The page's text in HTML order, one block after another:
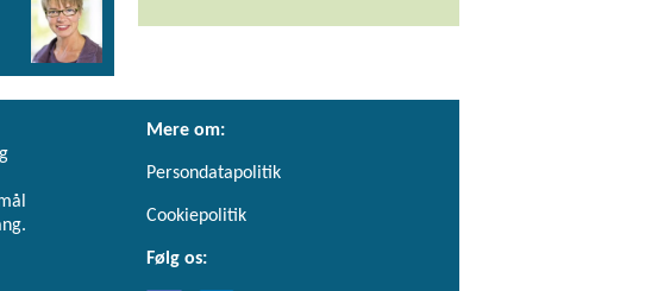
Mere om:
Persondatapolitik
Cookiepolitik
Følg os: